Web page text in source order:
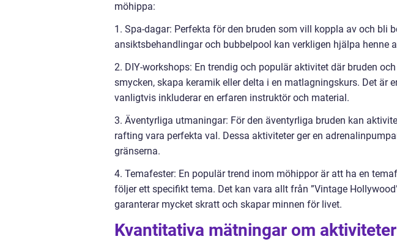
möhippa:
1. Spa-dagar: Perfekta för den bruden som vill koppla av och bli
ansiktsbehandlingar och bubbelpool kan verkligen hjälpa henne
2. DIY-workshops: En trendig och populär aktivitet där bruden
smycken, skapa keramik eller delta i en matlagningskurs. Det är
vanligtvis inkluderar en erfaren instruktör och material.
3. Äventyrliga utmaningar: För den äventyrliga bruden kan
rafting vara perfekta val. Dessa aktiviteter ger en
gränserna.
4. Temafester: En populär trend inom möhippor är att ha en
följer ett specifikt tema. Det kan vara allt från ”Vintage
garanterar mycket skratt och skapar minnen för livet.
Kvantitativa mätningar om